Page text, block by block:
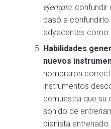
ejemplo: confundir
pasó a
adyacentes como
Habilidades
nuevos
nombraron
instrumentos
demuestra que su
sonido de
pianista